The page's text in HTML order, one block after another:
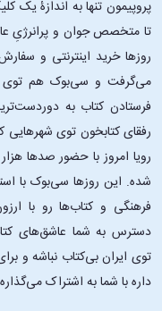
تا متخصص جوان و پرانرژیِ
روزها خرید اینترنتی و
می‌گرفت و سی‌بوک هم توی
فرستادن کتاب به
رفقای کتابخون توی
رویا امروز با حضور صدها
شده. این ‌روزها سی‌بوک با
فرهنگی و کتاب‌ها رو با
دسترس به شما عاشق‌های
توی ایران بی‌کتاب نباشه و
داره با شما به اشتراک